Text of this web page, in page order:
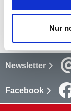
Nur
mehr
Newsletter
Facebook